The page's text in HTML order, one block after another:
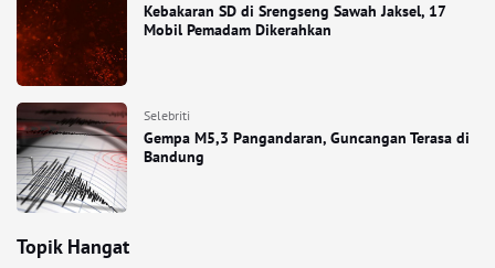
Kebakaran SD di Srengseng Sawah Jaksel, 17
Mobil Pemadam Dikerahkan
Selebriti
Gempa M5,3 Pangandaran, Guncangan Terasa di
Bandung
Topik Hangat